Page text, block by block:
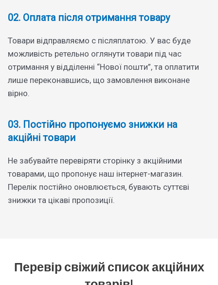
02. Оплата після отримання товару
Товари відправляємо с післяплатою. У вас буде
можливість ретельно оглянути товари під час
отримання у відділенні “Нової пошти”, та оплатити
лише переконавшись, що замовлення виконане
вірно.
03. Постійно пропонуємо знижки на
акційні товари
Не забувайте перевіряти сторінку з акційними
товарами, що пропонує наш інтернет-магазин.
Перелік постійно оновлюється, бувають суттєві
знижки та цікаві пропозиції.
Перевір свіжий список акційних